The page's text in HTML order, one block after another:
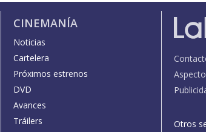
CINEMANÍA
Noticias
Cartelera
Próximos estrenos
DVD
Avances
Tráilers
Otros